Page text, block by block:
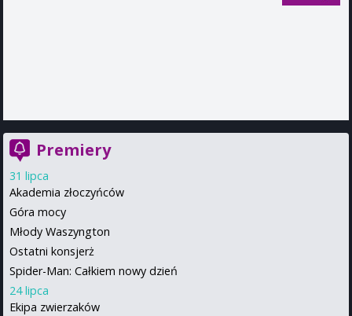
Premiery
31 lipca
Akademia złoczyńców
Góra mocy
Młody Waszyngton
Ostatni konsjerż
Spider-Man: Całkiem nowy dzień
24 lipca
Ekipa zwierzaków